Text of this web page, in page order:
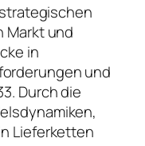
Markt und
in
und
Durch die
Lieferketten